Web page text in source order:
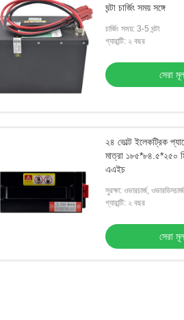
ঘন্টা চার্জিং সময় সঙ্গে
চার্জিং সময়: 3-5 ঘন্টা
গ্যারান্টি: ২ বছর
সেরা
২৪ ভোল্ট ইলেকট্রিক
মাত্রা ১৮৫*৮৪.৫*২৫০
এএইচ
সুরক্ষা: ওভারচার্জ,
গ্যারান্টি: ২ বছর
সেরা